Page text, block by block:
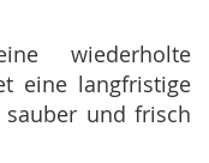
wiederholte
eine langfristige
und frisch